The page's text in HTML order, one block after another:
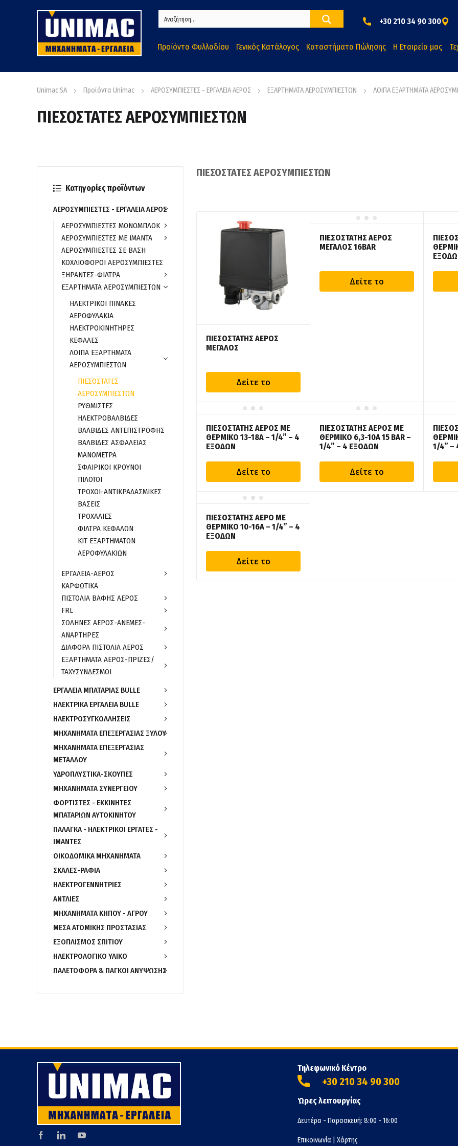
+30 210 34 90 300
Προϊόντα Φυλλαδίου Γενικός Κατάλογος Καταστήματα Πώλησης Η Εταιρεία μας
Unimac SA Προϊόντα Unimac ΑΕΡΟΣΥΜΠΙΕΣΤΕΣ - ΕΡΓΑΛΕΙΑ ΑΕΡΟΣ ΕΞΑΡΤΗΜΑΤΑ ΑΕΡΟΣΥΜΠΙΕΣΤΩΝ ΛΟΙΠΑ ΕΞΑΡΤΗΜΑΤΑ
ΠΙΕΣΟΣΤΑΤΕΣ ΑΕΡΟΣΥΜΠΙΕΣΤΩΝ
Κατηγορίες προϊόντων
ΑΕΡΟΣΥΜΠΙΕΣΤΕΣ - ΕΡΓΑΛΕΙΑ ΑΕΡΟΣ
ΑΕΡΟΣΥΜΠΙΕΣΤΕΣ ΜΟΝΟΜΠΛΟΚ
ΑΕΡΟΣΥΜΠΙΕΣΤΕΣ ΜΕ ΙΜΑΝΤΑ
ΑΕΡΟΣΥΜΠΙΕΣΤΕΣ ΣΕ ΒΑΣΗ
ΚΟΧΛΙΟΦΟΡΟΙ ΑΕΡΟΣΥΜΠΙΕΣΤΕΣ
ΞΗΡΑΝΤΕΣ-ΦΙΛΤΡΑ
ΕΞΑΡΤΗΜΑΤΑ ΑΕΡΟΣΥΜΠΙΕΣΤΩΝ
ΗΛΕΚΤΡΙΚΟΙ ΠΙΝΑΚΕΣ
ΑΕΡΟΦΥΛΑΚΙΑ
ΗΛΕΚΤΡΟΚΙΝΗΤΗΡΕΣ
ΚΕΦΑΛΕΣ
ΛΟΙΠΑ ΕΞΑΡΤΗΜΑΤΑ
ΑΕΡΟΣΥΜΠΙΕΣΤΩΝ
ΠΙΕΣΟΣΤΑΤΕΣ
ΑΕΡΟΣΥΜΠΙΕΣΤΩΝ
ΡΥΘΜΙΣΤΕΣ
ΗΛΕΚΤΡΟΒΑΛΒΙΔΕΣ
ΒΑΛΒΙΔΕΣ ΑΝΤΕΠΙΣΤΡΟΦΗΣ
ΒΑΛΒΙΔΕΣ ΑΣΦΑΛΕΙΑΣ
ΜΑΝΟΜΕΤΡΑ
ΣΦΑΙΡΙΚΟΙ ΚΡΟΥΝΟΙ
ΠΙΛΟΤΟΙ
ΤΡΟΧΟΙ-ΑΝΤΙΚΡΑΔΑΣΜΙΚΕΣ
ΒΑΣΕΙΣ
ΤΡΟΧΑΛΙΕΣ
ΦΙΛΤΡΑ ΚΕΦΑΛΩΝ
ΚΙΤ ΕΞΑΡΤΗΜΑΤΩΝ
ΑΕΡΟΦΥΛΑΚΙΩΝ
ΕΡΓΑΛΕΙΑ-ΑΕΡΟΣ
ΚΑΡΦΩΤΙΚΑ
ΠΙΣΤΟΛΙΑ ΒΑΦΗΣ ΑΕΡΟΣ
FRL
ΣΩΛΗΝΕΣ ΑΕΡΟΣ-ΑΝΕΜΕΣ-
ΑΝΑΡΤΗΡΕΣ
ΔΙΑΦΟΡΑ ΠΙΣΤΟΛΙΑ ΑΕΡΟΣ
ΕΞΑΡΤΗΜΑΤΑ ΑΕΡΟΣ-ΠΡΙΖΕΣ/
ΤΑΧΥΣΥΝΔΕΣΜΟΙ
ΕΡΓΑΛΕΙΑ ΜΠΑΤΑΡΙΑΣ BULLE
ΗΛΕΚΤΡΙΚΑ ΕΡΓΑΛΕΙΑ BULLE
ΗΛΕΚΤΡΟΣΥΓΚΟΛΛΗΣΕΙΣ
ΜΗΧΑΝΗΜΑΤΑ ΕΠΕΞΕΡΓΑΣΙΑΣ ΞΥΛΟΥ
ΜΗΧΑΝΗΜΑΤΑ ΕΠΕΞΕΡΓΑΣΙΑΣ
ΜΕΤΑΛΛΟΥ
ΥΔΡΟΠΛΥΣΤΙΚΑ-ΣΚΟΥΠΕΣ
ΜΗΧΑΝΗΜΑΤΑ ΣΥΝΕΡΓΕΙΟΥ
ΦΟΡΤΙΣΤΕΣ - ΕΚΚΙΝΗΤΕΣ
ΜΠΑΤΑΡΙΩΝ ΑΥΤΟΚΙΝΗΤΟΥ
ΠΑΛΑΓΚΑ - ΗΛΕΚΤΡΙΚΟΙ ΕΡΓΑΤΕΣ -
ΙΜΑΝΤΕΣ
ΟΙΚΟΔΟΜΙΚΑ ΜΗΧΑΝΗΜΑΤΑ
ΣΚΑΛΕΣ-ΡΑΦΙΑ
ΗΛΕΚΤΡΟΓΕΝΝΗΤΡΙΕΣ
ΑΝΤΛΙΕΣ
ΜΗΧΑΝΗΜΑΤΑ ΚΗΠΟΥ - ΑΓΡΟΥ
ΜΕΣΑ ΑΤΟΜΙΚΗΣ ΠΡΟΣΤΑΣΙΑΣ
ΕΞΟΠΛΙΣΜΟΣ ΣΠΙΤΙΟΥ
ΗΛΕΚΤΡΟΛΟΓΙΚΟ ΥΛΙΚΟ
ΠΑΛΕΤΟΦΟΡΑ & ΠΑΓΚΟΙ ΑΝΥΨΩΣΗΣ
ΠΙΕΣΟΣΤΑΤΕΣ ΑΕΡΟΣΥΜΠΙΕΣΤΩΝ
ΠΙΕΣΟΣΤΑΤΗΣ ΑΕΡΟΣ
ΜΕΓΑΛΟΣ
Δείτε το
ΠΙΕΣΟΣΤΑΤΗΣ ΑΕΡΟΣ
ΜΕΓΑΛΟΣ 16BAR
Δείτε το
ΠΙΕΣΟΣΤΑΤΗΣ ΑΕΡΟΣ ΜΕ
ΘΕΡΜΙΚΟ 13-18Α – 1/4” – 4
ΕΞΟΔΩΝ
Δείτε το
ΠΙΕΣΟΣΤΑΤΗΣ ΑΕΡΟΣ ΜΕ
ΘΕΡΜΙΚΟ 6,3-10Α 15 BAR –
1/4” – 4 ΕΞΟΔΩΝ
Δείτε το
1/4” –
ΠΙΕΣΟΣΤΑΤΗΣ ΑΕΡΟ ΜΕ
ΘΕΡΜΙΚΟ 10-16Α – 1/4” – 4
ΕΞΟΔΩΝ
Δείτε το
Τηλεφωνικό Κέντρο
+30 210 34 90 300
Ώρες λειτουργίας
Δευτέρα - Παρασκευή: 8:00 - 16:00
Επικοινωνία Χάρτης